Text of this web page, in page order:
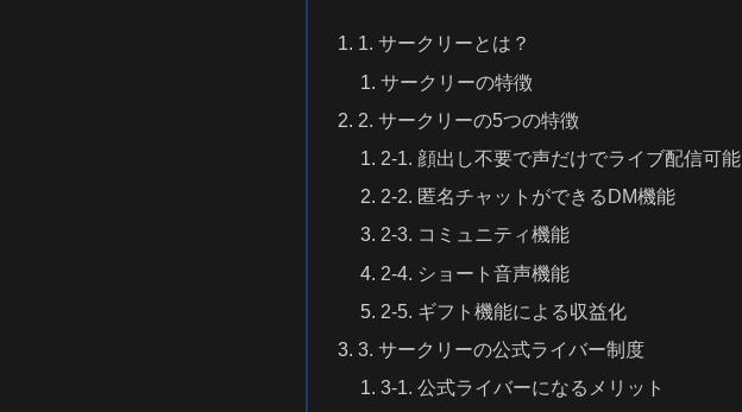
1. サークリーとは？
サークリーの特徴
2. サークリーの5つの特徴
2-1. 顔出し不要で声だけでライブ配信可能
2-2. 匿名チャットができるDM機能
2-3. コミュニティ機能
2-4. ショート音声機能
2-5. ギフト機能による収益化
3. サークリーの公式ライバー制度
3-1. 公式ライバーになるメリット